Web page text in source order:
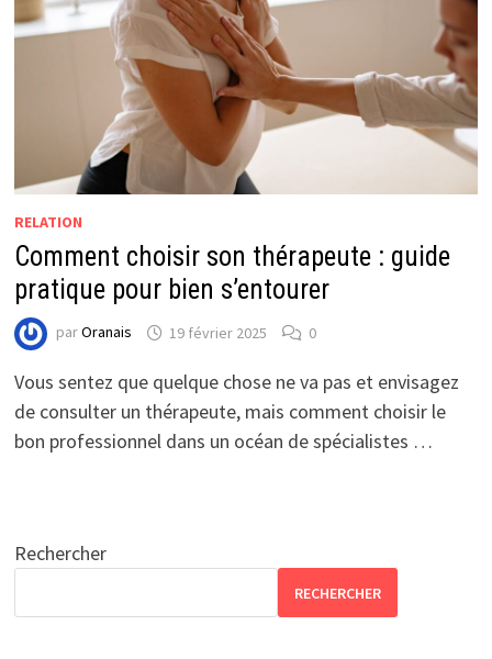
RELATION
Comment choisir son thérapeute : guide
pratique pour bien s’entourer
parOranais 19 février 2025 0
Vous sentez que quelque chose ne va pas et envisagez
de consulter un thérapeute, mais comment choisir le
bon professionnel dans un océan de spécialistes …
Rechercher
RECHERCHER